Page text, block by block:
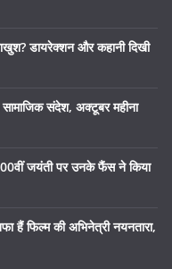
डायरेक्शन और कहानी दिखी
संदेश, अक्टूबर महीना
जयंती पर उनके फैंस ने किया
फिल्म की अभिनेत्री नयनतारा,